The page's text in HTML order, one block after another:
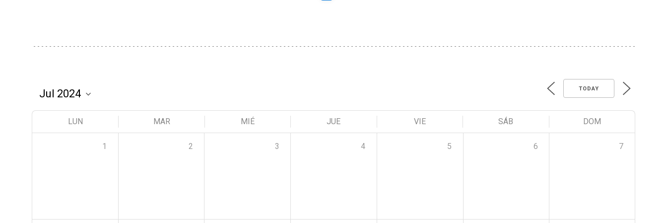
TODAY
LUN MAR MIÉ JUE VIE SÁB DOM
1 2 3 4 5 6 7